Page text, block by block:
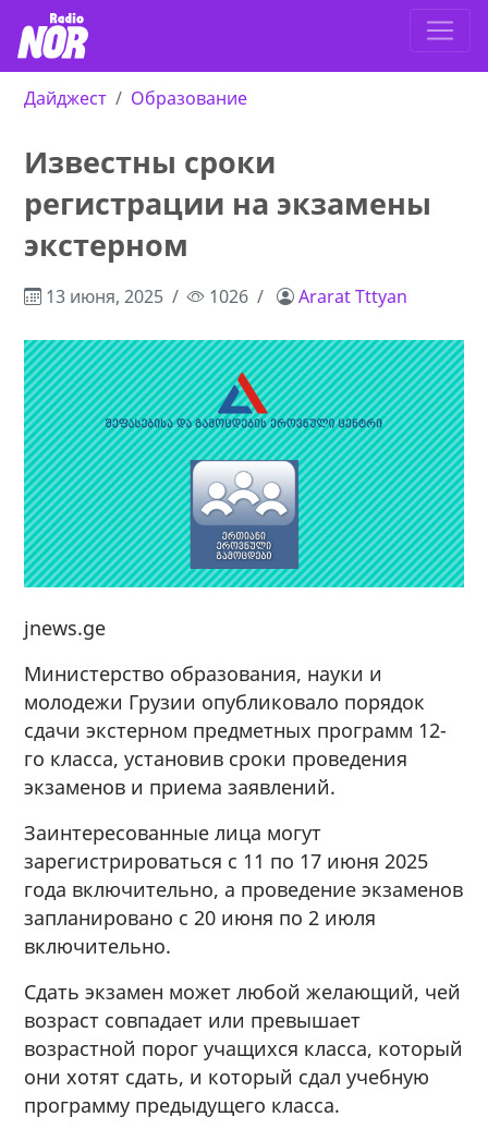
Дайджест Образование
Известны сроки
регистрации на экзамены
экстерном
13 июня, 2025 1026 Ararat Tttyan
jnews.ge
Министерство образования, науки и
молодежи Грузии опубликовало порядок
сдачи экстерном предметных программ 12-
го класса, установив сроки проведения
экзаменов и приема заявлений.
Заинтересованные лица могут
зарегистрироваться с 11 по 17 июня 2025
года включительно, а проведение экзаменов
запланировано с 20 июня по 2 июля
включительно.
Сдать экзамен может любой желающий, чей
возраст совпадает или превышает
возрастной порог учащихся класса, который
они хотят сдать, и который сдал учебную
программу предыдущего класса.